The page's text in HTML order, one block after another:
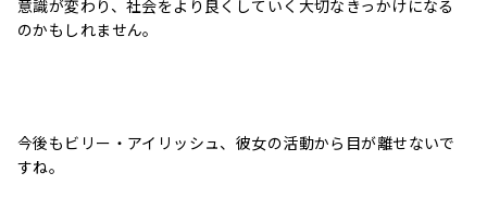
意識が変わり、社会をより良くしていく大切なきっかけになる
のかもしれません。
今後もビリー・アイリッシュ、彼女の活動から目が離せないで
すね。